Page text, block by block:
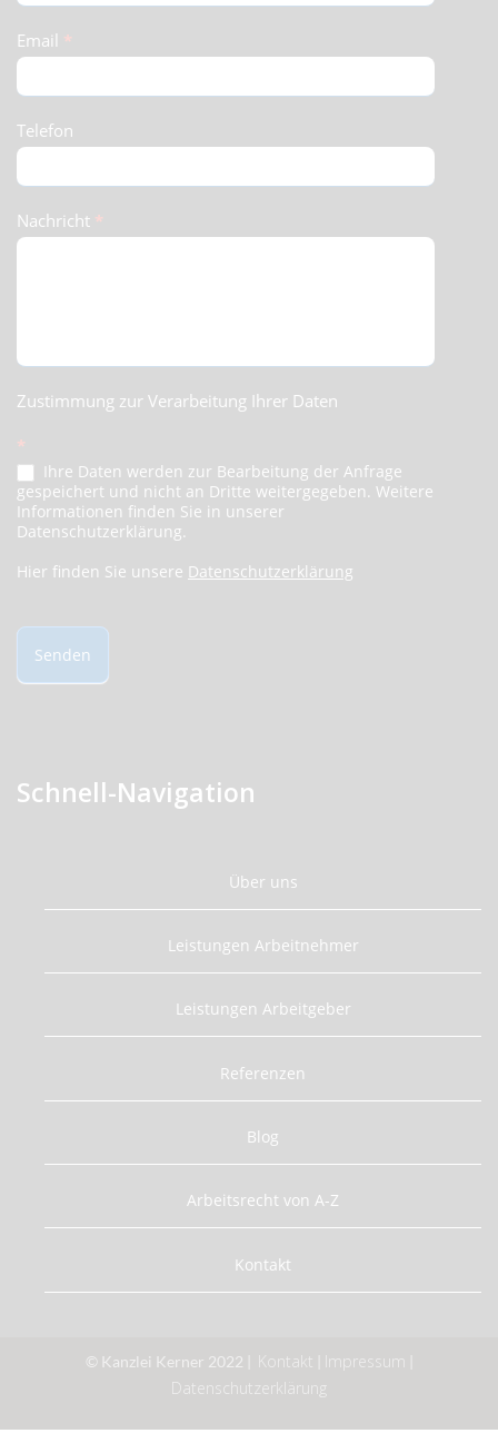
Email *
Telefon
Nachricht *
Zustimmung zur Verarbeitung Ihrer Daten
*
Ihre Daten werden zur Bearbeitung der Anfrage
gespeichert und nicht an Dritte weitergegeben. Weitere
Informationen finden Sie in unserer
Datenschutzerklärung.
Hier finden Sie unsere Datenschutzerklärung
Senden
Schnell-Navigation
Über uns
Leistungen Arbeitnehmer
Leistungen Arbeitgeber
Referenzen
Blog
Arbeitsrecht von A-Z
Kontakt
© Kanzlei Kerner 2022 | Kontakt Impressum
Datenschutzerklärung